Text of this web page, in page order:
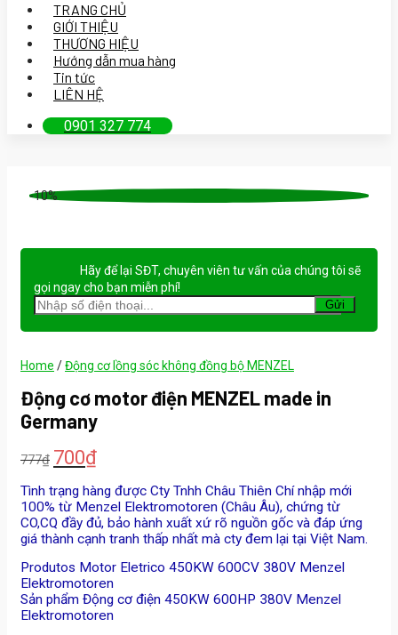
TRANG CHỦ
GIỚI THIỆU
THƯƠNG HIỆU
Hướng dẫn mua hàng
Tin tức
LIÊN HỆ
0901 327 774
-10%
Hãy để lại SĐT, chuyên viên tư vấn của chúng tôi sẽ
gọi ngay cho bạn miễn phí!
Home /Động cơ lồng sóc không đồng bộ MENZEL
Động cơ motor điện MENZEL made in
Germany
777₫ 700₫
Tình trạng hàng được Cty Tnhh Châu Thiên Chí nhập mới
100% từ Menzel Elektromotoren (Châu Âu), chứng từ
CO,CQ đầy đủ, bảo hành xuất xứ rõ nguồn gốc và đáp ứng
giá thành cạnh tranh thấp nhất mà cty đem lại tại Việt Nam.
Produtos Motor Eletrico 450KW 600CV 380V Menzel
Elektromotoren
Sản phẩm Động cơ điện 450KW 600HP 380V Menzel
Elektromotoren